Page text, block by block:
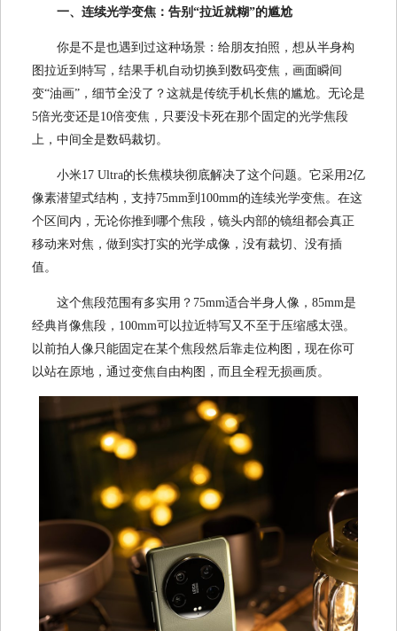
一、连续光学变焦：告别“拉近就糊”的尴尬
你是不是也遇到过这种场景：给朋友拍照，想从半身构
图拉近到特写，结果手机自动切换到数码变焦，画面瞬间
变“油画”，细节全没了？这就是传统手机长焦的尴尬。无论是
5倍光变还是10倍变焦，只要没卡死在那个固定的光学焦段
上，中间全是数码裁切。
小米17 Ultra的长焦模块彻底解决了这个问题。它采用2亿
像素潜望式结构，支持75mm到100mm的连续光学变焦。在这
个区间内，无论你推到哪个焦段，镜头内部的镜组都会真正
移动来对焦，做到实打实的光学成像，没有裁切、没有插
值。
这个焦段范围有多实用？75mm适合半身人像，85mm是
经典肖像焦段，100mm可以拉近特写又不至于压缩感太强。
以前拍人像只能固定在某个焦段然后靠走位构图，现在你可
以站在原地，通过变焦自由构图，而且全程无损画质。